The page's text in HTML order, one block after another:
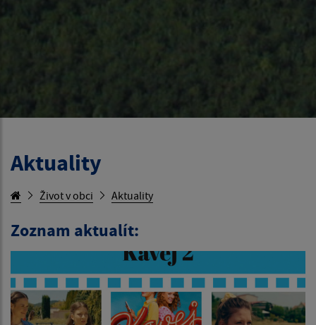
Aktuality
Život v obci Aktuality
Zoznam aktualít: